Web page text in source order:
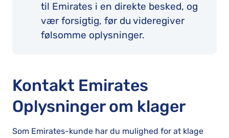
til Emirates i en direkte besked, og
vær forsigtig, før du videregiver
følsomme oplysninger.
Kontakt Emirates
Oplysninger om klager
Som Emirates-kunde har du mulighed for at klage